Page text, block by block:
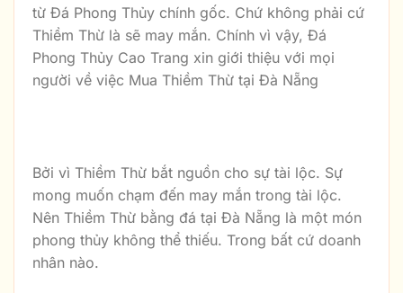
từ Đá Phong Thủy chính gốc. Chứ không phải cứ
Thiềm Thừ là sẽ may mắn. Chính vì vậy, Đá
Phong Thủy Cao Trang xin giới thiệu với mọi
người về việc Mua Thiềm Thừ tại Đà Nẵng
Bởi vì Thiềm Thừ bắt nguồn cho sự tài lộc. Sự
mong muốn chạm đến may mắn trong tài lộc.
Nên Thiềm Thừ bằng đá tại Đà Nẵng là một món
phong thủy không thể thiếu. Trong bất cứ doanh
nhân nào.